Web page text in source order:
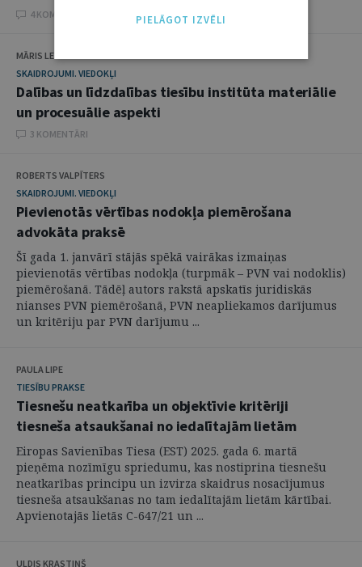
4 KOMENTĀRI
MĀRIS LEJA
SKAIDROJUMI. VIEDOKĻI
Dalības un līdzdalības tiesību institūta materiālie
un procesuālie aspekti
3 KOMENTĀRI
ROBERTS VALPĪTERS
SKAIDROJUMI. VIEDOKĻI
Pievienotās vērtības nodokļa piemērošana
advokāta praksē
Šī gada 1. janvārī stājās spēkā vairākas izmaiņas
pievienotās vērtības nodokļa (turpmāk – PVN vai nodoklis)
piemērošanā. Tādēļ autors rakstā apskatīs juridiskās
nianses PVN piemērošanā, PVN neapliekamos darījumus
un kritēriju par PVN darījumu ...
PAULA LIPE
TIESĪBU PRAKSE
Tiesnešu neatkarība un objektīvie kritēriji
tiesneša atsaukšanai no iedalītajām lietām
Eiropas Savienības Tiesa (EST) 2025. gada 6. martā
pieņēma nozīmīgu spriedumu, kas nostiprina tiesnešu
neatkarības principu un izvirza skaidrus nosacījumus
tiesneša atsaukšanas no tam iedalītajām lietām kārtībai.
Apvienotajās lietās C-647/21 un ...
ULDIS KRASTIŅŠ
PIELĀGOT IZVĒLI